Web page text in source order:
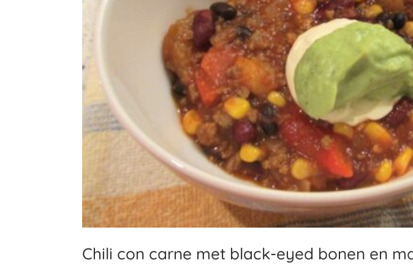
Chili con carne met black-eyed bonen en